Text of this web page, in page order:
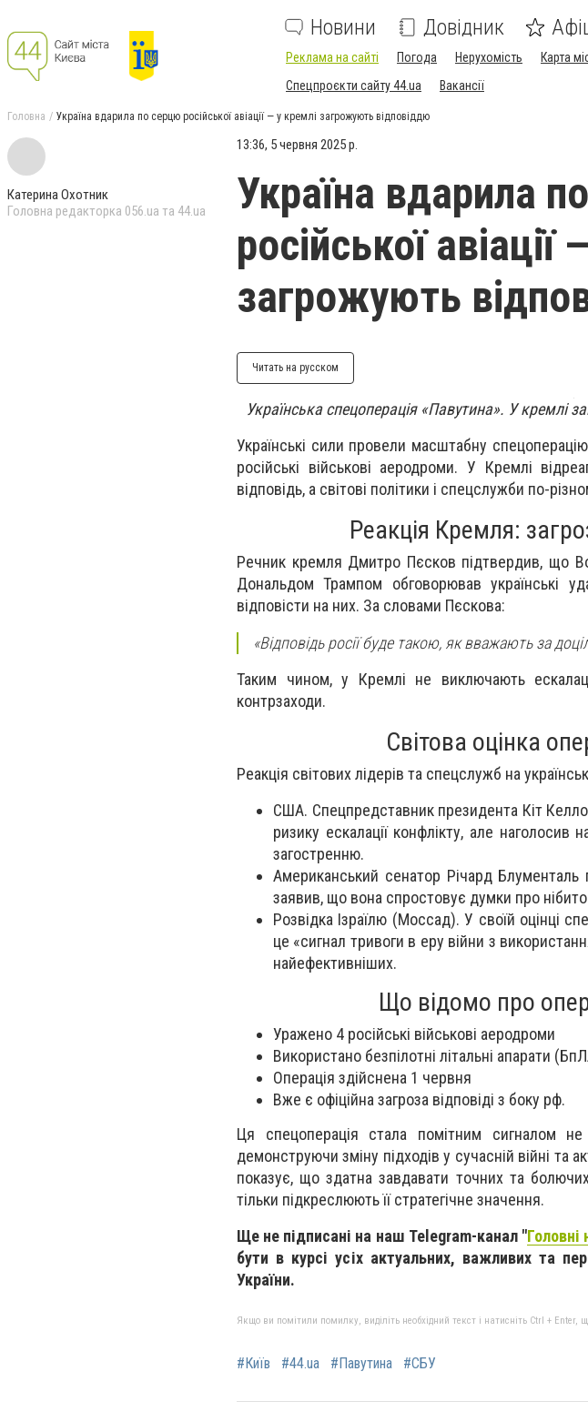
Новини Довідник
Реклама на сайті Погода Нерухомість Карта
Спецпроєкти сайту 44.ua
Вакансії
Головна Україна вдарила по серцю російської авіації — у кремлі загрожують відповіддю
Катерина Охотник
Головна редакторка 056.ua та 44.ua
13:36, 5 червня 2025 р.
Україна вдарила
російської авіації
загрожують
Читать на русском
Українська спецоперація «Павутина». У кремлі
Українські сили провели масштабну
російські військові аеродроми. У Кремлі
відповідь, а світові політики і спецслужби по-
Реакція Кремля:
Речник кремля Дмитро Пєсков підтвердив, що
Дональдом Трампом обговорював українські
відповісти на них. За словами Пєскова:
«Відповідь росії буде такою, як вважають за
Таким чином, у Кремлі не виключають
контрзаходи.
Світова оцінка
Реакція світових лідерів та спецслужб на
США. Спецпредставник президента Кіт
ризику ескалації конфлікту, але наголосив
загостренню.
Американський сенатор Річард Блументаль
заявив, що вона спростовує думки про нібито
Розвідка Ізраїлю (Моссад). У своїй оцінці
це «сигнал тривоги в еру війни з
найефективніших.
Що відомо про
Уражено 4 російські військові аеродроми
Використано безпілотні літальні апарати
Операція здійснена 1 червня
Вже є офіційна загроза відповіді з боку рф.
Ця спецоперація стала помітним сигналом
демонструючи зміну підходів у сучасній війні та
показує, що здатна завдавати точних та
тільки підкреслюють її стратегічне значення.
Ще не підписані на наш Telegram-канал "Головні
бути в курсі усіх актуальних, важливих та
України.
Якщо ви помітили помилку, виділіть необхідний текст і натисніть Ctrl + Enter,
#Київ #44.ua #Павутина #СБУ